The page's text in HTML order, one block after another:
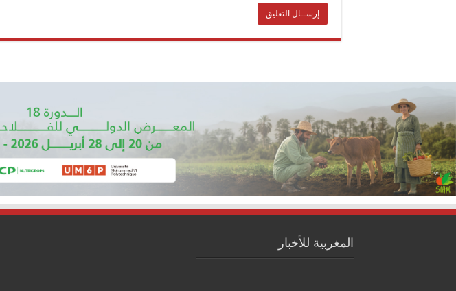
المغربية للأخبار